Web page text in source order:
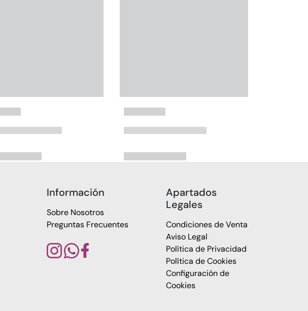
Información
Sobre Nosotros
Preguntas Frecuentes
Apartados
Legales
Condiciones de Venta
Aviso Legal
Política de Privacidad
Política de Cookies
Configuración de
Cookies